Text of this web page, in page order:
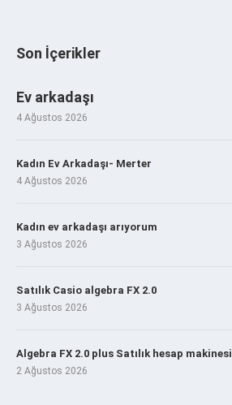
Son İçerikler
Ev arkadaşı
4 Ağustos 2026
Kadın Ev Arkadaşı- Merter
4 Ağustos 2026
Kadın ev arkadaşı arıyorum
3 Ağustos 2026
Satılık Casio algebra FX 2.0
3 Ağustos 2026
Algebra FX 2.0 plus Satılık hesap makinesi
2 Ağustos 2026